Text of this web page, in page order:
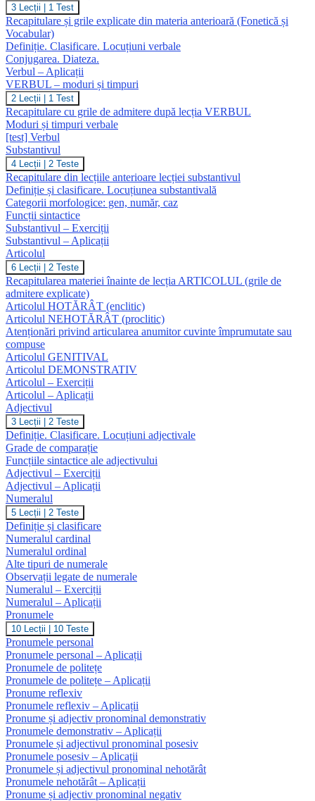
VERBUL
–
definiție,
clasificare,
conjugare,
diateză
3 Lecții 1 Test
Recapitulare și grile explicate din materia anterioară (Fonetică și
Vocabular)
Definiție. Clasificare. Locuțiuni verbale
Conjugarea. Diateza.
Verbul – Aplicații
VERBUL – moduri și timpuri
VERBUL
–
moduri
și
timpuri
2 Lecții 1 Test
Recapitulare cu grile de admitere după lecția VERBUL
Moduri și timpuri verbale
[test] Verbul
Substantivul
Substantivul
4 Lecții 2 Teste
Recapitulare din lecțiile anterioare lecției substantivul
Definiție și clasificare. Locuțiunea substantivală
Categorii morfologice: gen, număr, caz
Funcții sintactice
Substantivul – Exerciții
Substantivul – Aplicații
Articolul
Articolul
6 Lecții 2 Teste
Recapitularea materiei înainte de lecția ARTICOLUL (grile de
admitere explicate)
Articolul HOTĂRÂT (enclitic)
Articolul NEHOTĂRÂT (proclitic)
Atenționări privind articularea anumitor cuvinte împrumutate sau
compuse
Articolul GENITIVAL
Articolul DEMONSTRATIV
Articolul – Exerciții
Articolul – Aplicații
Adjectivul
Adjectivul
3 Lecții 2 Teste
Definiție. Clasificare. Locuțiuni adjectivale
Grade de comparație
Funcțiile sintactice ale adjectivului
Adjectivul – Exerciții
Adjectivul – Aplicații
Numeralul
Numeralul
5 Lecții 2 Teste
Definiție și clasificare
Numeralul cardinal
Numeralul ordinal
Alte tipuri de numerale
Observații legate de numerale
Numeralul – Exerciții
Numeralul – Aplicații
Pronumele
Pronumele
10 Lecții 10 Teste
Pronumele personal
Pronumele personal – Aplicații
Pronumele de politețe
Pronumele de politețe – Aplicații
Pronume reflexiv
Pronumele reflexiv – Aplicații
Pronume și adjectiv pronominal demonstrativ
Pronumele demonstrativ – Aplicații
Pronumele și adjectivul pronominal posesiv
Pronumele posesiv – Aplicații
Pronumele și adjectivul pronominal nehotărât
Pronumele nehotărât – Aplicații
Pronume și adjectiv pronominal negativ